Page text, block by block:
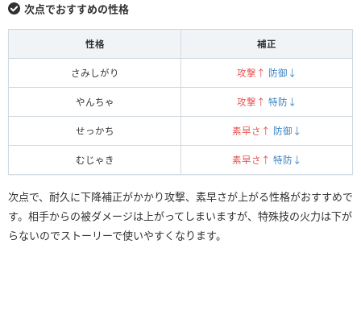
次点でおすすめの性格
性格 補正
さみしがり 攻撃↑ 防御↓
やんちゃ 攻撃↑ 特防↓
せっかち 素早さ↑ 防御↓
むじゃき 素早さ↑ 特防↓
次点で、耐久に下降補正がかかり攻撃、素早さが上がる性格がおすすめで
す。相手からの被ダメージは上がってしまいますが、特殊技の火力は下が
らないのでストーリーで使いやすくなります。